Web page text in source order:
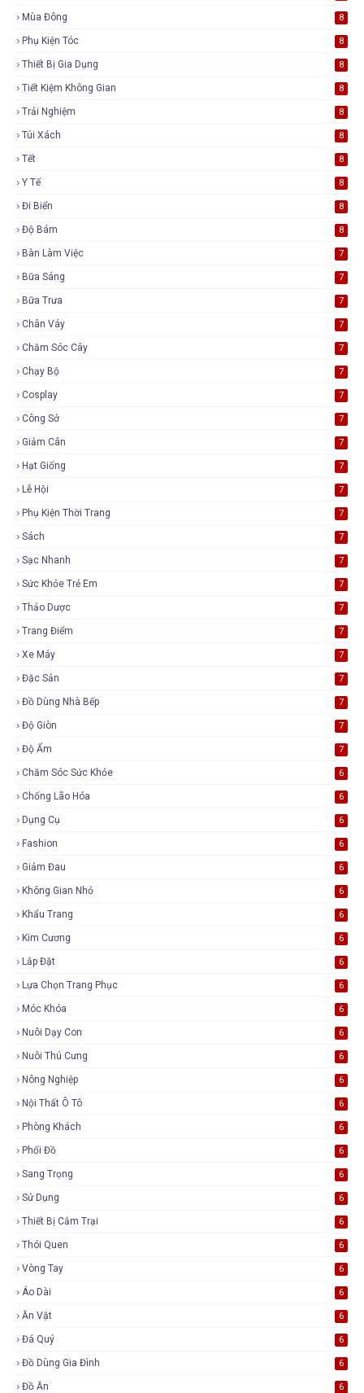
Mùa Đông 8
Phụ Kiện Tóc 8
Thiết Bị Gia Dụng 8
Tiết Kiệm Không Gian 8
Trải Nghiệm 8
Túi Xách 8
Tết 8
Y Tế 8
Đi Biển 8
Độ Bám 8
Bàn Làm Việc 7
Bữa Sáng 7
Bữa Trưa 7
Chân Váy 7
Chăm Sóc Cây 7
Chạy Bộ 7
Cosplay 7
Công Sở 7
Giảm Cân 7
Hạt Giống 7
Lễ Hội 7
Phụ Kiện Thời Trang 7
Sách 7
Sạc Nhanh 7
Sức Khỏe Trẻ Em 7
Thảo Dược 7
Trang Điểm 7
Xe Máy 7
Đặc Sản 7
Đồ Dùng Nhà Bếp 7
Độ Giòn 7
Độ Ẩm 7
Chăm Sóc Sức Khỏe 6
Chống Lão Hóa 6
Dụng Cụ 6
Fashion 6
Giảm Đau 6
Không Gian Nhỏ 6
Khẩu Trang 6
Kim Cương 6
Lắp Đặt 6
Lựa Chọn Trang Phục 6
Móc Khóa 6
Nuôi Dạy Con 6
Nuôi Thú Cưng 6
Nông Nghiệp 6
Nội Thất Ô Tô 6
Phòng Khách 6
Phối Đồ 6
Sang Trọng 6
Sử Dụng 6
Thiết Bị Cắm Trại 6
Thói Quen 6
Vòng Tay 6
Áo Dài 6
Ăn Vặt 6
Đá Quý 6
Đồ Dùng Gia Đình 6
Đồ Ăn 6